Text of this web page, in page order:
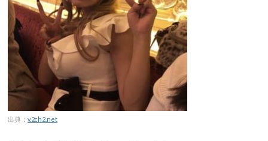
出典： v.2ch2.net